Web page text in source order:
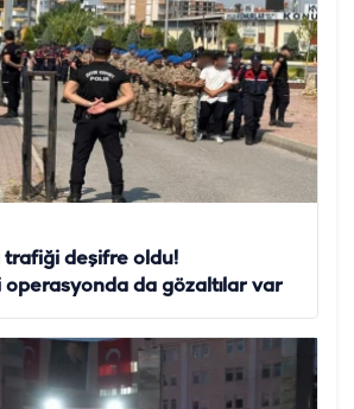
trafiği deşifre oldu!
operasyonda da gözaltılar var